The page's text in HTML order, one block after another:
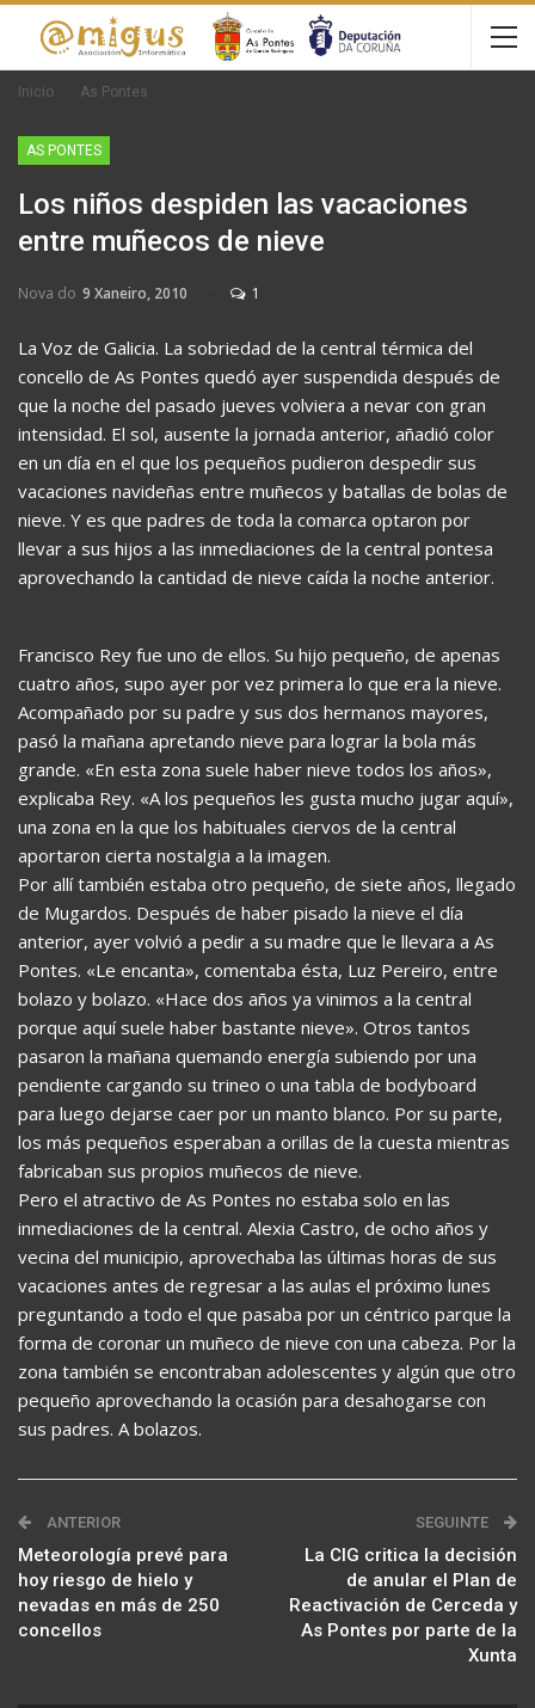
Inicio As Pontes
AS PONTES
Los niños despiden las vacaciones
entre muñecos de nieve
Nova do 9 Xaneiro, 2010 1
La Voz de Galicia. La sobriedad de la central térmica del
concello de As Pontes quedó ayer suspendida después de
que la noche del pasado jueves volviera a nevar con gran
intensidad. El sol, ausente la jornada anterior, añadió color
en un día en el que los pequeños pudieron despedir sus
vacaciones navideñas entre muñecos y batallas de bolas de
nieve. Y es que padres de toda la comarca optaron por
llevar a sus hijos a las inmediaciones de la central pontesa
aprovechando la cantidad de nieve caída la noche anterior.
Francisco Rey fue uno de ellos. Su hijo pequeño, de apenas
cuatro años, supo ayer por vez primera lo que era la nieve.
Acompañado por su padre y sus dos hermanos mayores,
pasó la mañana apretando nieve para lograr la bola más
grande. «En esta zona suele haber nieve todos los años»,
explicaba Rey. «A los pequeños les gusta mucho jugar aquí»,
una zona en la que los habituales ciervos de la central
aportaron cierta nostalgia a la imagen.
Por allí también estaba otro pequeño, de siete años, llegado
de Mugardos. Después de haber pisado la nieve el día
anterior, ayer volvió a pedir a su madre que le llevara a As
Pontes. «Le encanta», comentaba ésta, Luz Pereiro, entre
bolazo y bolazo. «Hace dos años ya vinimos a la central
porque aquí suele haber bastante nieve». Otros tantos
pasaron la mañana quemando energía subiendo por una
pendiente cargando su trineo o una tabla de bodyboard
para luego dejarse caer por un manto blanco. Por su parte,
los más pequeños esperaban a orillas de la cuesta mientras
fabricaban sus propios muñecos de nieve.
Pero el atractivo de As Pontes no estaba solo en las
inmediaciones de la central. Alexia Castro, de ocho años y
vecina del municipio, aprovechaba las últimas horas de sus
vacaciones antes de regresar a las aulas el próximo lunes
preguntando a todo el que pasaba por un céntrico parque la
forma de coronar un muñeco de nieve con una cabeza. Por la
zona también se encontraban adolescentes y algún que otro
pequeño aprovechando la ocasión para desahogarse con
sus padres. A bolazos.
ANTERIOR
Meteorología prevé para
hoy riesgo de hielo y
nevadas en más de 250
concellos
SEGUINTE
La CIG critica la decisión
de anular el Plan de
Reactivación de Cerceda y
As Pontes por parte de la
Xunta